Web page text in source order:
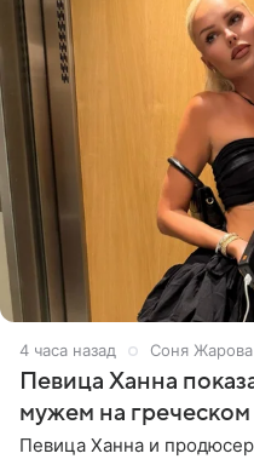
4 часа назад Соня Жарова
Певица Ханна
мужем на
Певица Ханна и